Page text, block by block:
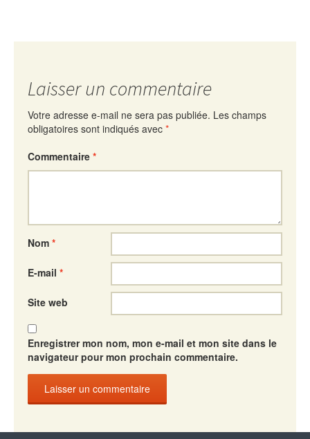
Laisser un commentaire
Votre adresse e-mail ne sera pas publiée. Les champs
obligatoires sont indiqués avec *
Commentaire *
Nom *
E-mail *
Site web
Enregistrer mon nom, mon e-mail et mon site dans le
navigateur pour mon prochain commentaire.